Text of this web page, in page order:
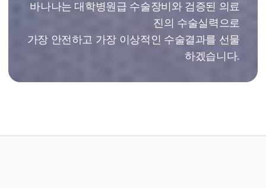
바나나는 대학병원급 수술장비와 검증된 의료
진의 수술실력으로
가장 안전하고 가장 이상적인 수술결과를 선물
하겠습니다.